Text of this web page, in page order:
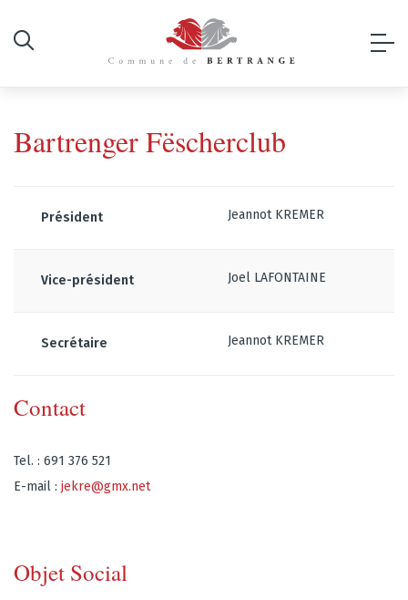
Bartrenger Fëscherclub
Président Jeannot KREMER
Vice-président Joel LAFONTAINE
Secrétaire Jeannot KREMER
Contact
Tel. : 691 376 521
E-mail : jekre@gmx.net
Objet Social